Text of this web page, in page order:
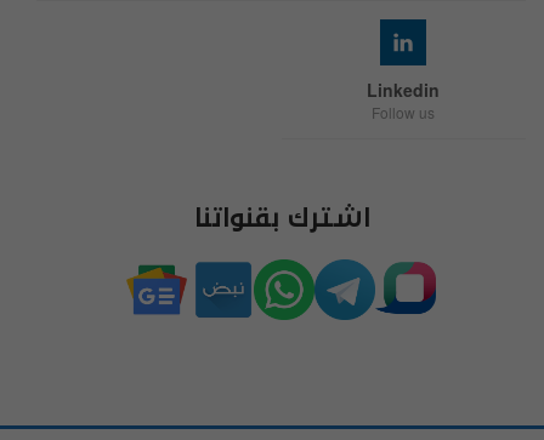
Linkedin
Follow us
اشترك بقنواتنا